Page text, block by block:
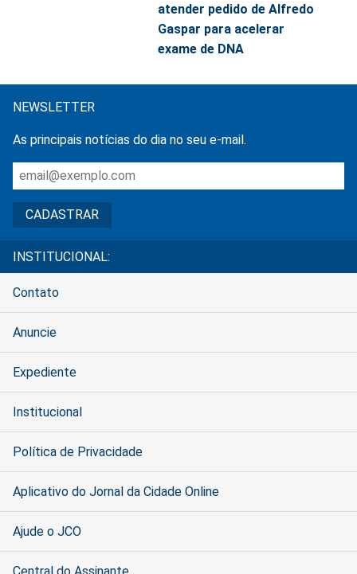
atender pedido de Alfredo
Gaspar para acelerar
exame de DNA
NEWSLETTER
As principais notícias do dia no seu e-mail.
INSTITUCIONAL:
Contato
Anuncie
Expediente
Institucional
Política de Privacidade
Aplicativo do Jornal da Cidade Online
Ajude o JCO